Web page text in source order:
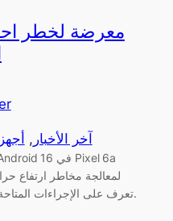
آخر الأخبار ,
تعرف على الإجراءات المتاحة لاستبدال البطارية وضمان الأمان.